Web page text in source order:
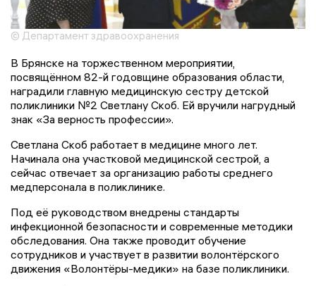
© Департамент здравоохранения
В Брянске на торжественном мероприятии,
посвящённом 82-й годовщине образования области,
наградили главную медицинскую сестру детской
поликлиники №2 Светлану Скоб. Ей вручили нагрудный
знак «За верность профессии».
Светлана Скоб работает в медицине много лет.
Начинала она участковой медицинской сестрой, а
сейчас отвечает за организацию работы среднего
медперсонала в поликлинике.
Под её руководством внедрены стандарты
инфекционной безопасности и современные методики
обследования. Она также проводит обучение
сотрудников и участвует в развитии волонтёрского
движения «Волонтёры-медики» на базе поликлиники.